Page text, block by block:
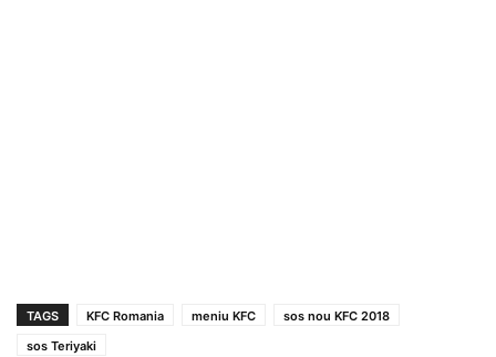
TAGS KFC Romania meniu KFC
sos nou KFC 2018
sos Teriyaki